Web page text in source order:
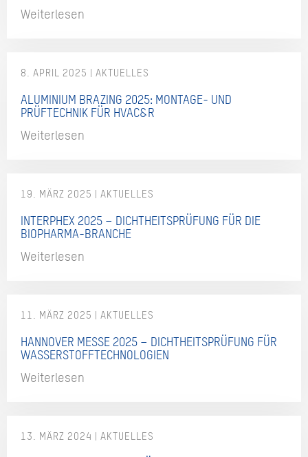
Weiterlesen
8. APRIL 2025
ALUMINIUM BRAZING 2025: MONTAGE- UND
PRÜFTECHNIK FÜR HVAC&R
Weiterlesen
19. MÄRZ 2025
INTERPHEX 2025 – DICHTHEITSPRÜFUNG FÜR DIE
BIOPHARMA-BRANCHE
Weiterlesen
11. MÄRZ 2025
HANNOVER MESSE 2025 – DICHTHEITSPRÜFUNG FÜR
WASSERSTOFFTECHNOLOGIEN
Weiterlesen
13. MÄRZ 2024